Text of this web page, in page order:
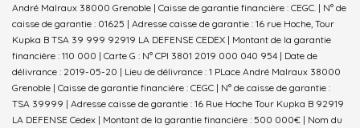
André Malraux 38000 Grenoble | Caisse de garantie financière : CEGC. | N° de
caisse de garantie : 01625 | Adresse caisse de garantie : 16 rue Hoche, Tour
Kupka B TSA 39 999 92919 LA DEFENSE CEDEX | Montant de la garantie
financière : 110 000 | Carte G : N° CPI 3801 2019 000 040 954 | Date de
délivrance : 2019-05-20 | Lieu de délivrance : 1 PLace André Malraux 38000
Grenoble | Caisse de garantie financière : CEGC | N° de caisse de garantie :
TSA 39999 | Adresse caisse de garantie : 16 Rue Hoche Tour Kupka B 92919
LA DEFENSE Cedex | Montant de la garantie financière : 500 000€ | Nom du